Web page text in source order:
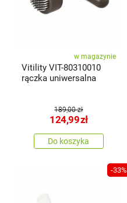
w magazynie
Vitility VIT-80310010
rączka uniwersalna
189,00 zł
124,99zł
Do koszyka
-33%